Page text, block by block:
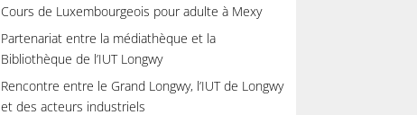
Cours de Luxembourgeois pour adulte à Mexy
Partenariat entre la médiathèque et la
Bibliothèque de l’IUT Longwy
Rencontre entre le Grand Longwy, l’IUT de Longwy
et des acteurs industriels